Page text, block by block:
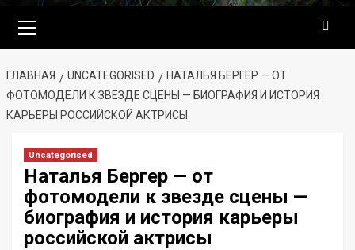
меню
ГЛАВНАЯ UNCATEGORISED
НАТАЛЬЯ БЕРГЕР — ОТ
ФОТОМОДЕЛИ К ЗВЕЗДЕ СЦЕНЫ — БИОГРАФИЯ И ИСТОРИЯ
КАРЬЕРЫ РОССИЙСКОЙ АКТРИСЫ
Uncategorised
Наталья Бергер — от
фотомодели к звезде сцены —
биография и история карьеры
российской актрисы